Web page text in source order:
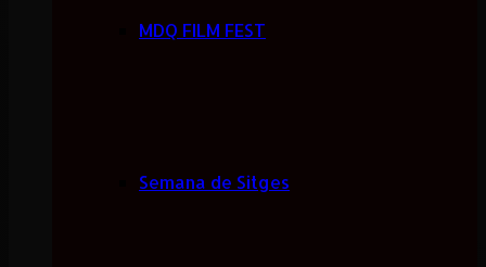
MDQ FILM FEST
Semana de Sitges